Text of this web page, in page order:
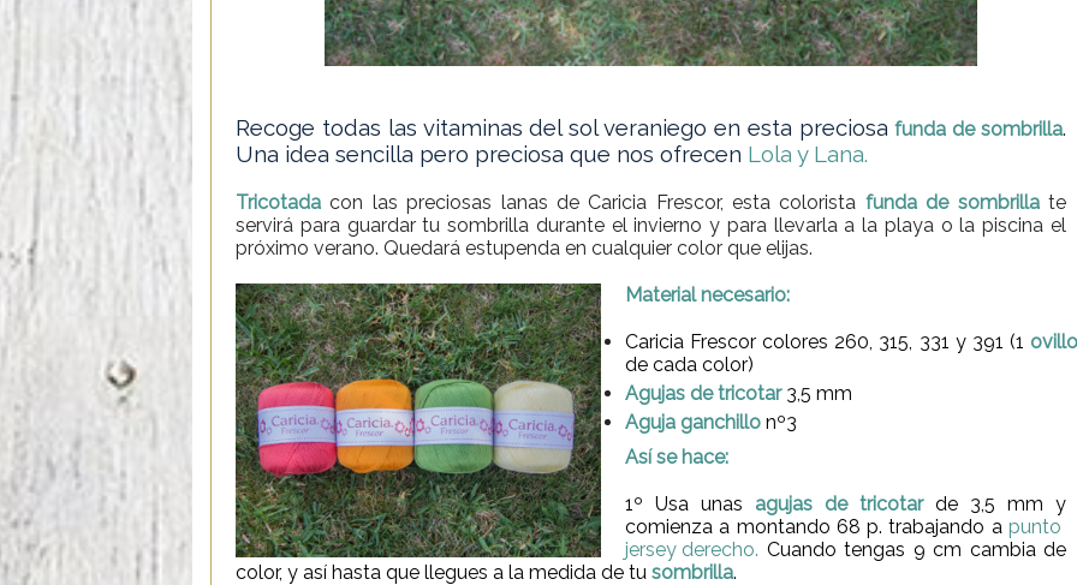
Recoge todas las vitaminas del sol veraniego en esta preciosafunda de sombrilla.
Una idea sencilla pero preciosa que nos ofrecen Lola y Lana.
Tricotada con las preciosas lanas de Caricia Frescor, esta colorista funda de sombrillate
servirá para guardar tu sombrilla durante el invierno y para llevarla a la playa o la piscina el
próximo verano. Quedará estupenda en cualquier color que elijas.
Material necesario:
Caricia Frescor colores 260, 315, 331 y 391 (1 ovillo
de cada color)
Agujas de tricotar3,5 mm
Aguja ganchillo nº3
Así se hace:
1º Usa unas agujas de tricotar de 3,5 mm y
comienza a montando 68 p. trabajando a punto
jersey derecho. Cuando tengas 9 cm cambia de
color, y así hasta que llegues a la medida de tu sombrilla.